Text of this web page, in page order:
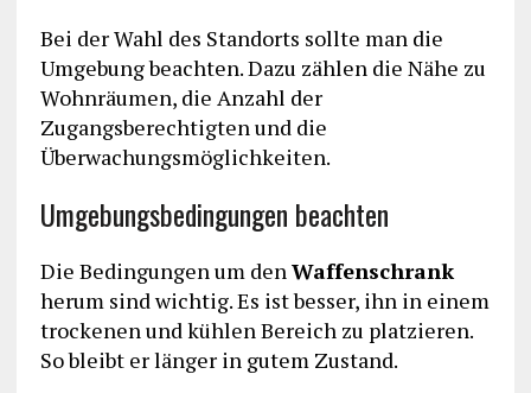
Bei der Wahl des Standorts sollte man die
Umgebung beachten. Dazu zählen die Nähe zu
Wohnräumen, die Anzahl der
Zugangsberechtigten und die
Überwachungsmöglichkeiten.
Umgebungsbedingungen beachten
Die Bedingungen um denWaffenschrank
herum sind wichtig. Es ist besser, ihn in einem
trockenen und kühlen Bereich zu platzieren.
So bleibt er länger in gutem Zustand.